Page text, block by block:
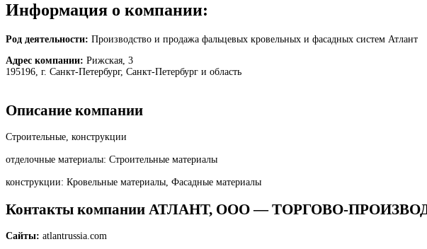
Информация о компании:
Род деятельности: Производство и продажа фальцевых кровельных и фасадных систем Атлант
Адрес компании: Рижская, 3
195196, г. Санкт-Петербург, Санкт-Петербург и область
Описание компании
Строительные, конструкции
отделочные материалы: Строительные материалы
конструкции: Кровельные материалы, Фасадные материалы
Контакты компании АТЛАНТ, ООО — ТОРГОВО-
Сайты: atlantrussia.com